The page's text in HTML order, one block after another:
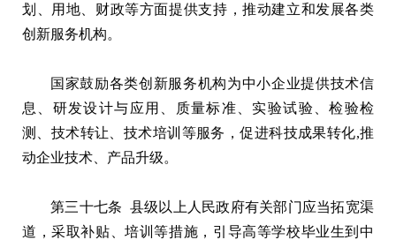
划、用地、财政等方面提供支持，推动建立和发展各类
创新服务机构。
国家鼓励各类创新服务机构为中小企业提供技术信
息、研发设计与应用、质量标准、实验试验、检验检
测、技术转让、技术培训等服务，促进科技成果转化,推
动企业技术、产品升级。
第三十七条 县级以上人民政府有关部门应当拓宽渠
道，采取补贴、培训等措施，引导高等学校毕业生到中